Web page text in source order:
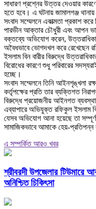
সাধারণ প্রশ্নের উত্তর দেওয়ার
হতে হবে। এ ঘটনায় জামালগঞ্জ থানায়
‎সংবাদ সম্মেলনে একাত্মতা প্রকাশ
পারভীন আক্তার চৌধুরী এবং আপন
বক্তব্যে অভিযোগ করেন,
অবৈধভাবে ভোগদখল করে রেখেছেন
ইসলাম বিন বারীর বিরুদ্ধে
বিরোধের কারণে শুধু পরিবারের
হচ্ছে।
‎সংবাদ সম্মেলনে তিনি আইনশৃঙ্খলা
কর্তৃপক্ষের প্রতি তার ব্যক্তিগত
বিরুদ্ধে প্রয়োজনীয় আইনগত
‎এব্যাপারে অভিযুক্ত রফিকুল ইসলাম
যেসব অভিযোগ আনা হয়েছে তা সম্পূর্ণ
সামাজিকভাবে আমাকে হেয়-প্রতিপন্ন
এ সম্পর্কিত আরও খবর
শ্রীবরদী উপজেলার টিউমারে
অনিশ্চিত চিকিৎসা